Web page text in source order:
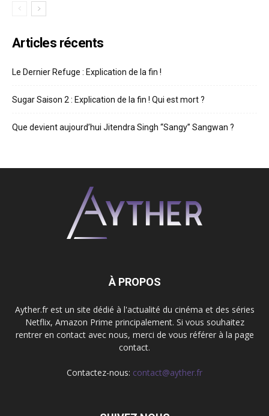
Articles récents
Le Dernier Refuge : Explication de la fin !
Sugar Saison 2 : Explication de la fin ! Qui est mort ?
Que devient aujourd’hui Jitendra Singh “Sangy” Sangwan ?
À PROPOS
Ayther.fr est un site dédié à l'actualité du cinéma et des séries
Netflix, Amazon Prime principalement. Si vous souhaitez
rentrer en contact avec nous, merci de vous référer à la page
contact.
Contactez-nous: contact@ayther.fr